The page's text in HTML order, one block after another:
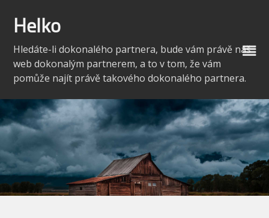
content
Helko
Hledáte-li dokonalého partnera, bude vám právě náš
web dokonalým partnerem, a to v tom, že vám
pomůže najít právě takového dokonalého partnera.